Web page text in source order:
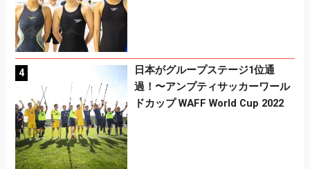
日本がグループステージ1位通
過！〜アンプティサッカーワール
ドカップ WAFF World Cup 2022